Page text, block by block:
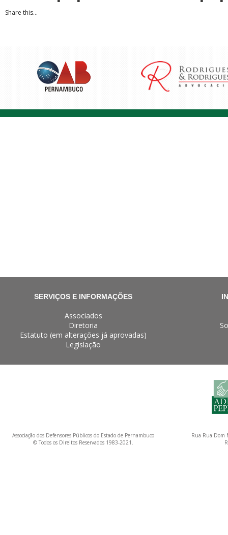
Share this...
SERVIÇOS E INFORMAÇÕES
Associados
Diretoria
Estatuto (em alterações já aprovadas)
Legislação
Associação dos Defensores Públicos do Estado de Pernambuco
© Todos os Direitos Reservados 1983-2021.
Rua Rua Dom